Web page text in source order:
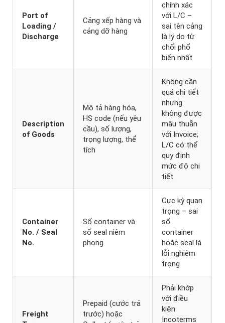
Port of
Loading /
Discharge
Cảng xếp hàng và
cảng dỡ hàng
chính xác
với L/C –
sai tên cảng
là lý do từ
chối phổ
biến nhất
Description
of Goods
Mô tả hàng hóa,
HS code (nếu yêu
cầu), số lượng,
trọng lượng, thể
tích
Không cần
quá chi tiết
nhưng
không được
mâu thuẫn
với Invoice;
L/C có thể
quy định
mức độ chi
tiết
Container
No. / Seal
No.
Số container và
số seal niêm
phong
Cực kỳ quan
trọng – sai
số
container
hoặc seal là
lỗi nghiêm
trọng
Freight
Prepaid (cước trả
trước) hoặc
Phải khớp
với điều
kiện
Incoterms